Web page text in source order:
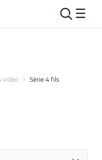
vidéo Série 4 fils